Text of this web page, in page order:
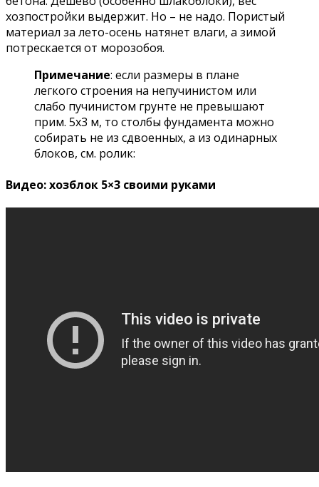
хозпостройки выдержит. Но – не надо. Пористый
материал за лето-осень натянет влаги, а зимой
потрескается от морозобоя.
Примечание: если размеры в плане
легкого строения на непучинистом или
слабо пучинистом грунте не превышают
прим. 5х3 м, то столбы фундамента можно
собирать не из сдвоенных, а из одинарных
блоков, см. ролик:
Видео: хозблок 5×3 своими руками